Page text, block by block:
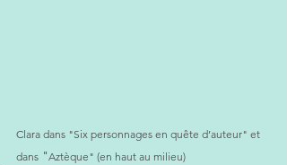
Clara dans "Six personnages en quête d’auteur" et
dans "Aztèque" (en haut au milieu)